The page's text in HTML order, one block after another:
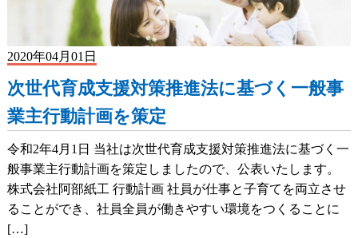
2020年04月01日
次世代育成支援対策推進法に基づく一般事
業主行動計画を策定
令和2年4月1日 当社は次世代育成支援対策推進法に基づく一
般事業主行動計画を策定しましたので、公表いたします。
株式会社阿部紙工 行動計画 社員が仕事と子育てを両立させ
ることができ、社員全員が働きやすい環境をつくることに
[…]